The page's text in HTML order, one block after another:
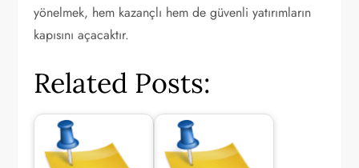
yönelmek, hem kazançlı hem de güvenli yatırımların
kapısını açacaktır.
Related Posts: